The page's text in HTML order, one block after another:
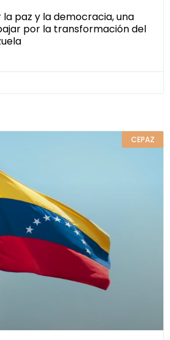
la paz y la democracia, una
por la transformación del
CEPAZ